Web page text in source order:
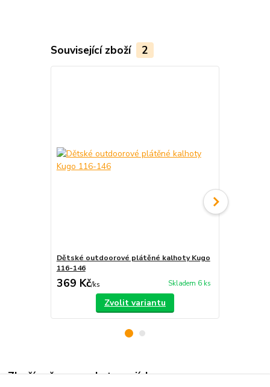
Související zboží 2
Dětské outdoorové plátěné kalhoty Kugo
116-146
369 Kč/ks Skladem 6 ks
Zvolit variantu
Zboží zařazeno v kategoriích